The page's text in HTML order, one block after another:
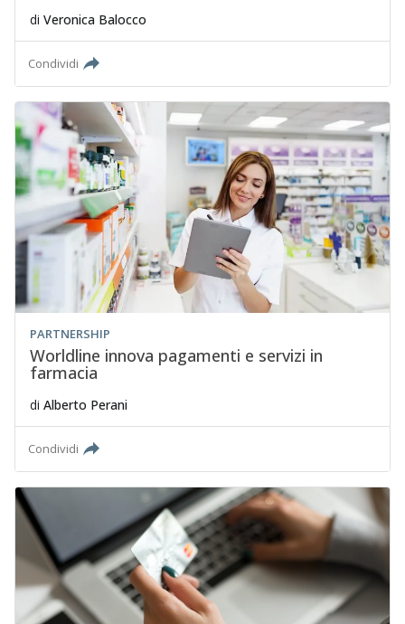
di Veronica Balocco
Condividi
PARTNERSHIP
Worldline innova pagamenti e servizi in
farmacia
di Alberto Perani
Condividi